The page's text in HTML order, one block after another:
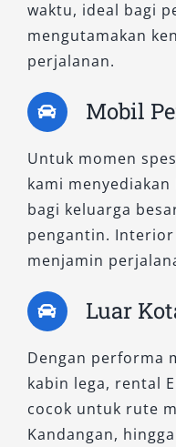
teknologi terbaru.
modern dan
kendaraan ini
kenyamanan
menengah hingga
dibekali mesin
sistem suspensi
Fitur keamanan
suara, dan
NLR cocok untuk
baik dalam kota
provinsi. Salsa
untuk berbagai
perusahaan,
jemput karyawan
waktu, ideal bagi
mengutamakan
perjalanan.
Mobil
Untuk momen
kami
bagi keluarga
pengantin.
menjamin
Luar
Dengan performa
kabin lega, rental
cocok untuk rute
Kandangan,